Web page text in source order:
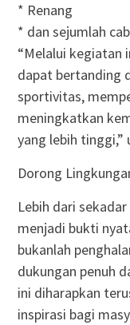
* Renang
* dan sejumlah
“Melalui kegiatan
dapat bertanding
sportivitas,
meningkatkan
yang lebih tinggi,”
Dorong
Lebih dari
menjadi bukti
bukanlah
dukungan penuh
ini diharapkan
inspirasi bagi